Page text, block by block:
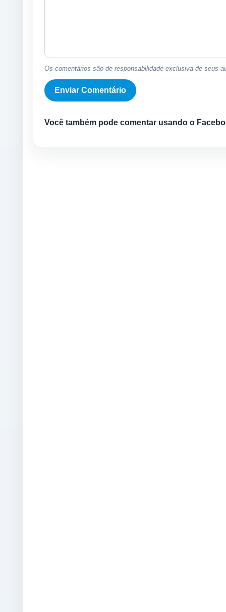
Os comentários são de responsabilidade exclusiva de seus
Você também pode comentar usando o